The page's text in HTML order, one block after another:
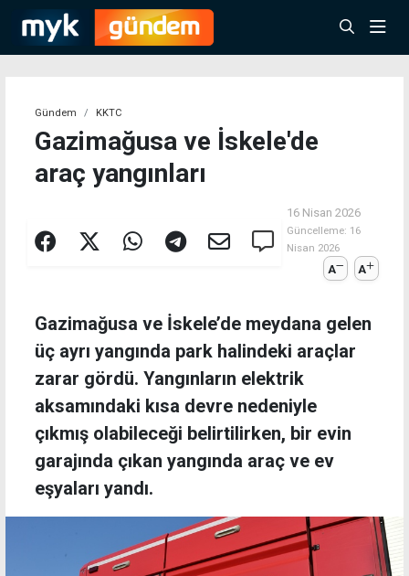
Gündem KKTC
Gazimağusa ve İskele'de
araç yangınları
16 Nisan 2026
Güncelleme: 16
Nisan 2026
A A
Gazimağusa ve İskele’de meydana gelen
üç ayrı yangında park halindeki araçlar
zarar gördü. Yangınların elektrik
aksamındaki kısa devre nedeniyle
çıkmış olabileceği belirtilirken, bir evin
garajında çıkan yangında araç ve ev
eşyaları yandı.